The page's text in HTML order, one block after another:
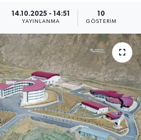
14.10.2025 - 14:51
YAYINLANMA
10
GÖSTERIM